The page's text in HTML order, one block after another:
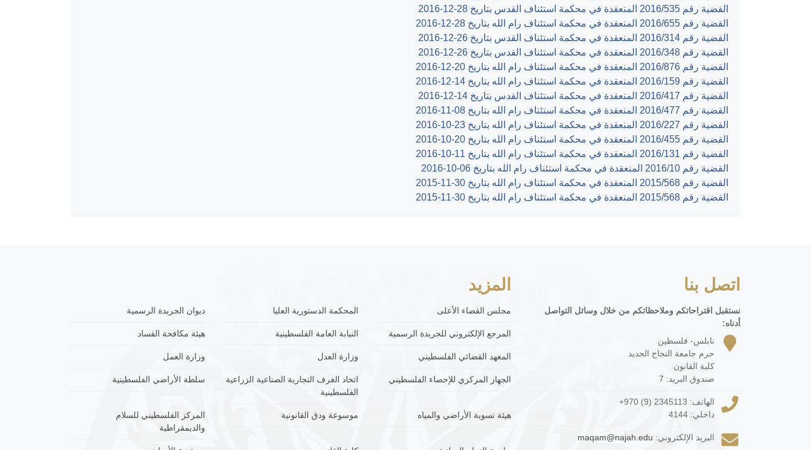
القضية رقم ‎535‏/‎2016‏ المنعقدة في محكمة استئناف القدس بتاريخ ‎2016-12-28‏
القضية رقم ‎655‏/‎2016‏ المنعقدة في محكمة استئناف رام الله بتاريخ ‎2016-12-28‏
القضية رقم ‎314‏/‎2016‏ المنعقدة في محكمة استئناف القدس بتاريخ ‎2016-12-26‏
القضية رقم ‎348‏/‎2016‏ المنعقدة في محكمة استئناف القدس بتاريخ ‎2016-12-26‏
القضية رقم ‎876‏/‎2016‏ المنعقدة في محكمة استئناف رام الله بتاريخ ‎2016-12-20‏
القضية رقم ‎159‏/‎2016‏ المنعقدة في محكمة استئناف رام الله بتاريخ ‎2016-12-14‏
القضية رقم ‎417‏/‎2016‏ المنعقدة في محكمة استئناف القدس بتاريخ ‎2016-12-14‏
القضية رقم ‎477‏/‎2016‏ المنعقدة في محكمة استئناف رام الله بتاريخ ‎2016-11-08‏
القضية رقم ‎227‏/‎2016‏ المنعقدة في محكمة استئناف رام الله بتاريخ ‎2016-10-23‏
القضية رقم ‎455‏/‎2016‏ المنعقدة في محكمة استئناف رام الله بتاريخ ‎2016-10-20‏
القضية رقم ‎131‏/‎2016‏ المنعقدة في محكمة استئناف رام الله بتاريخ ‎2016-10-11‏
القضية رقم ‎10‏/‎2016‏ المنعقدة في محكمة استئناف رام الله بتاريخ ‎2016-10-06‏
القضية رقم ‎568‏/‎2015‏ المنعقدة في محكمة استئناف رام الله بتاريخ ‎2015-11-30‏
القضية رقم ‎568‏/‎2015‏ المنعقدة في محكمة استئناف رام الله بتاريخ ‎2015-11-30‏
اتصل بنا
نستقبل اقتراحاتكم وملاحظاتكم من خلال وسائل التواصل
أدناه:
نابلس- فلسطين
حرم جامعة النجاح الجديد
كلية القانون
صندوق البريد: 7
الهاتف: +970 (9) 2345113
داخلي: 4144
البريد الإلكتروني: maqam@najah.edu
المزيد
مجلس القضاء الأعلى المحكمة الدستورية العليا ديوان الجريدة الرسمية
المرجع الإلكتروني للجريدة الرسمية النيابة العامة الفلسطينية هيئة مكافحة الفساد
المعهد القضائي الفلسطيني وزارة العدل وزارة العمل
الجهاز المركزي للإحصاء الفلسطيني
اتحاد الغرف التجارية الصناعية الزراعية
الفلسطينية
سلطة الأراضي الفلسطينية
هيئة تسوية الأراضي والمياه موسوعة ودق القانونية
المركز الفلسطيني للسلام
والديمقراطية